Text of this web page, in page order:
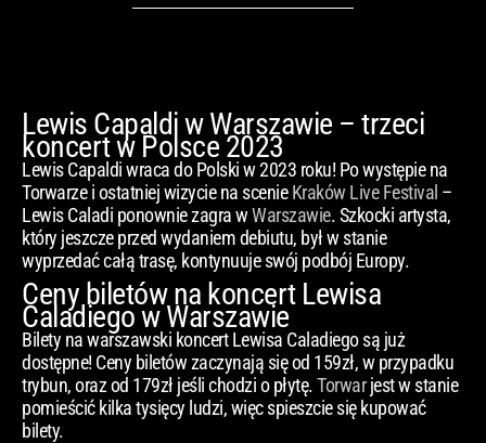
Lewis Capaldi w Warszawie – trzeci
koncert w Polsce 2023
Lewis Capaldi wraca do Polski w 2023 roku! Po występie na
Torwarze i ostatniej wizycie na scenieKraków Live Festival –
Lewis Caladi ponownie zagra wWarszawie. Szkocki artysta,
który jeszcze przed wydaniem debiutu, był w stanie
wyprzedać całą trasę, kontynuuje swój podbój Europy.
Ceny biletów na koncert Lewisa
Caladiego w Warszawie
Bilety na warszawski koncert Lewisa Caladiego są już
dostępne! Ceny biletów zaczynają się od 159zł, w przypadku
trybun, oraz od 179zł jeśli chodzi o płytę.Torwarjest w stanie
pomieścić kilka tysięcy ludzi, więc spieszcie się kupować
bilety.